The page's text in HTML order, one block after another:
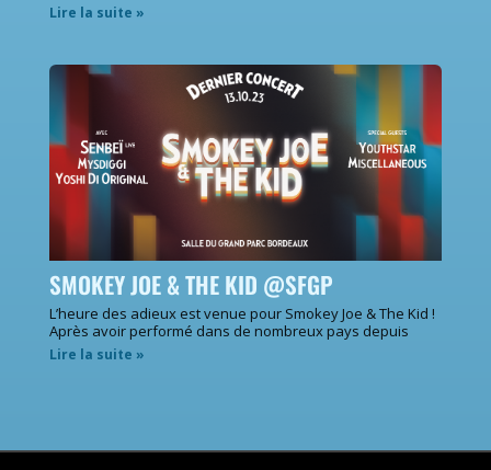
Lire la suite »
SMOKEY JOE & THE KID @SFGP
L’heure des adieux est venue pour Smokey Joe & The Kid !
Après avoir performé dans de nombreux pays depuis
Lire la suite »